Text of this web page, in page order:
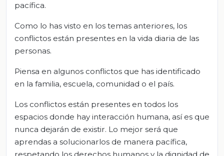
pacífica.
Como lo has visto en los temas anteriores, los
conflictos están presentes en la vida diaria de las
personas.
Piensa en algunos conflictos que has identificado
en la familia, escuela, comunidad o el país.
Los conflictos están presentes en todos los
espacios donde hay interacción humana, así es que
nunca dejarán de existir. Lo mejor será que
aprendas a solucionarlos de manera pacífica,